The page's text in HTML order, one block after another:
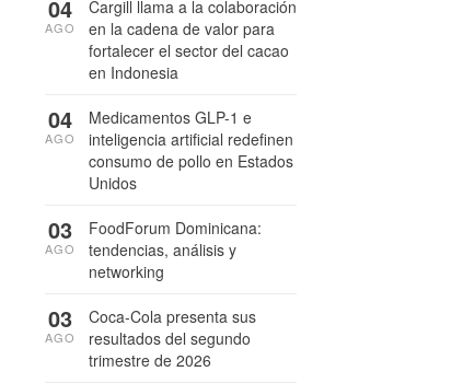
Cargill llama a la colaboración
en la cadena de valor para
fortalecer el sector del cacao
en Indonesia
04
AGO
Medicamentos GLP-1 e
inteligencia artificial redefinen
consumo de pollo en Estados
Unidos
04
AGO
FoodForum Dominicana:
tendencias, análisis y
networking
03
AGO
Coca-Cola presenta sus
resultados del segundo
trimestre de 2026
03
AGO